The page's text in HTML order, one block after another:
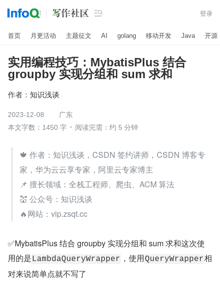
 登录
首页 月更活动 主题征文 AI golang 移动开发 Java 开源
实用编程技巧：MybatisPlus 结合
groupby 实现分组和 sum 求和
作者： 知识浅谈
2023-12-08
广东
本文字数：1450 字
阅读完需：约 5 分钟
🍁 作者：知识浅谈，CSDN 签约讲师，CSDN 博客专
家，华为云云享专家，阿里云专家博主
📌 擅长领域：全栈工程师、爬虫、ACM 算法
💒 公众号：知识浅谈
🔥网站：vip.zsqt.cc
✅MybatisPlus 结合 groupby 实现分组和 sum 求和这次使
用的是LambdaQueryWrapper ，使用QueryWrapper相
对来说简单点就不写了